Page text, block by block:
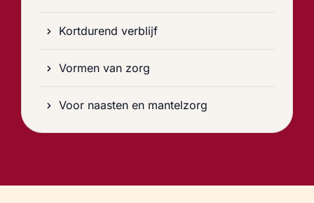
Kortdurend verblijf
Vormen van zorg
Voor naasten en mantelzorg